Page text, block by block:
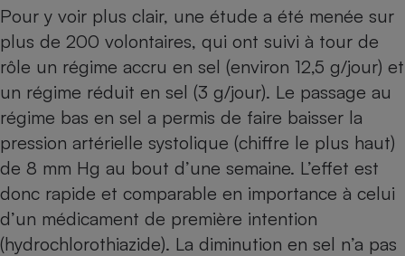
Pour y voir plus clair, une étude a été menée sur
plus de 200 volontaires, qui ont suivi à tour de
rôle un régime accru en sel (environ 12,5 g/jour) et
un régime réduit en sel (3 g/jour). Le passage au
régime bas en sel a permis de faire baisser la
pression artérielle systolique (chiffre le plus haut)
de 8 mm Hg au bout d’une semaine. L’effet est
donc rapide et comparable en importance à celui
d’un médicament de première intention
(hydrochlorothiazide). La diminution en sel n’a pas
Plaque de cuisson à
induction
Téléphone mobile -
Smartphone
Radiateur électrique
Climatiseur -
Ventilateur